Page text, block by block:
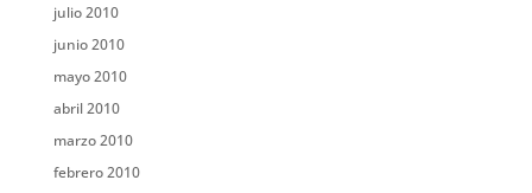
julio 2010
junio 2010
mayo 2010
abril 2010
marzo 2010
febrero 2010